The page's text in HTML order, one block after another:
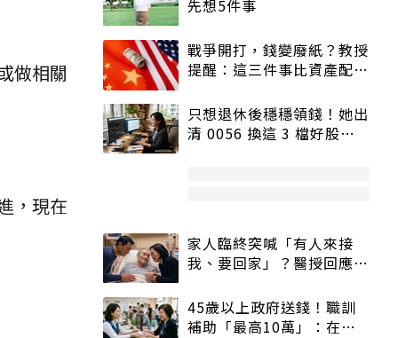
做相關
，現在
先想5件事
戰爭開打，錢變廢紙？教授
提醒：這三件事比資產配置
只想退休後穩穩領錢！她出
清 0056 換這 3 檔好股：
家人臨終突喊「有人來接
我、要回家」？醫授回應方
45歲以上政府送錢！職訓
補助「最高10萬」：在